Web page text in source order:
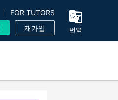
FOR TUTORS
재가입 번역